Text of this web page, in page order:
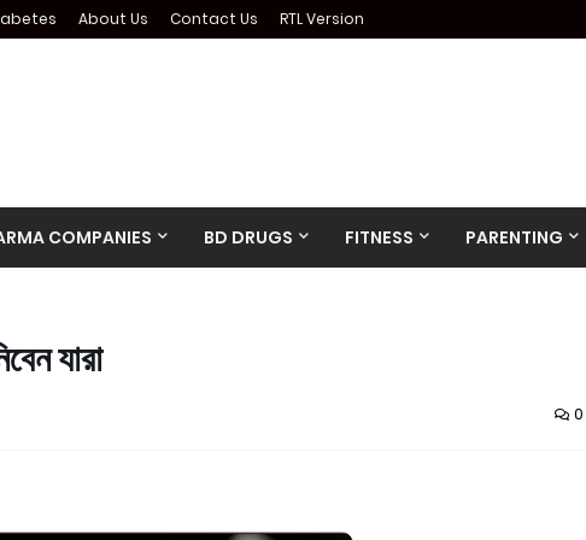
About Us Contact Us RTL Version
COMPANIES BD DRUGS FITNESS PARENTING
যারা
0